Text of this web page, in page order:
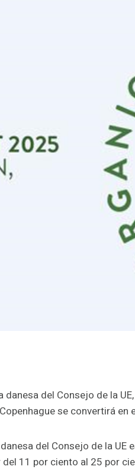
del Consejo de la
se convertirá
del Consejo de la
11 por ciento al 25 por